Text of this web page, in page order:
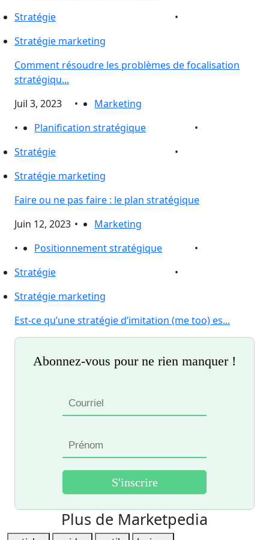
Stratégie
•
Stratégie marketing
Comment résoudre les problèmes de focalisation
stratégiqu...
Juil 3, 2023
•
Marketing
•
Planification stratégique
•
Stratégie
•
Stratégie marketing
Faire ou ne pas faire : le plan stratégique
Juin 12, 2023 •
Marketing
•
Positionnement stratégique
•
Stratégie
•
Stratégie marketing
Est-ce qu’une stratégie d’imitation (me too) es...
Abonnez-vous pour ne rien manquer !
Plus de Marketpedia